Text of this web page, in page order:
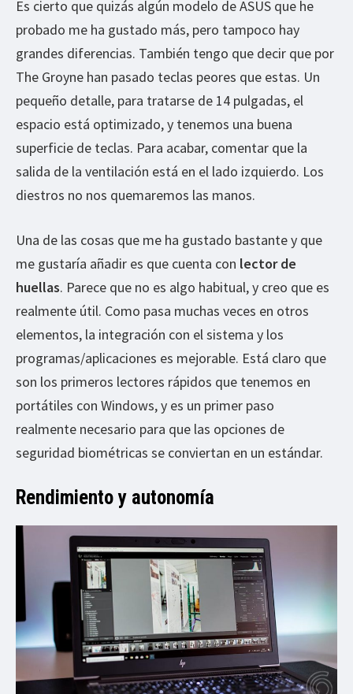
Es cierto que quizás algún modelo de ASUS que he
probado me ha gustado más, pero tampoco hay
grandes diferencias. También tengo que decir que por
The Groyne han pasado teclas peores que estas. Un
pequeño detalle, para tratarse de 14 pulgadas, el
espacio está optimizado, y tenemos una buena
superficie de teclas. Para acabar, comentar que la
salida de la ventilación está en el lado izquierdo. Los
diestros no nos quemaremos las manos.
Una de las cosas que me ha gustado bastante y que
me gustaría añadir es que cuenta con lector de
huellas. Parece que no es algo habitual, y creo que es
realmente útil. Como pasa muchas veces en otros
elementos, la integración con el sistema y los
programas/aplicaciones es mejorable. Está claro que
son los primeros lectores rápidos que tenemos en
portátiles con Windows, y es un primer paso
realmente necesario para que las opciones de
seguridad biométricas se conviertan en un estándar.
Rendimiento y autonomía